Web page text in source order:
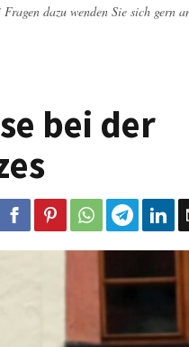
dazu wenden Sie sich gern
bei der